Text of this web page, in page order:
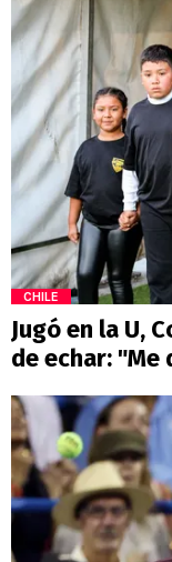
CHILE
Jugó en la U,
de echar: